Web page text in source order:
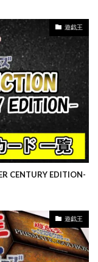
遊戯王
CENTURY EDITION-
遊戯王
グラー
タイムゲイザー
ョン・フォース
デュエルディスク
ーズ
トレカ売買
クション
ット
バイオレットex
再来